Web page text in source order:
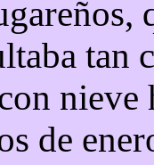
tan
de